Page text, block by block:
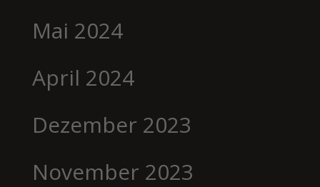
Mai 2024
April 2024
Dezember 2023
November 2023